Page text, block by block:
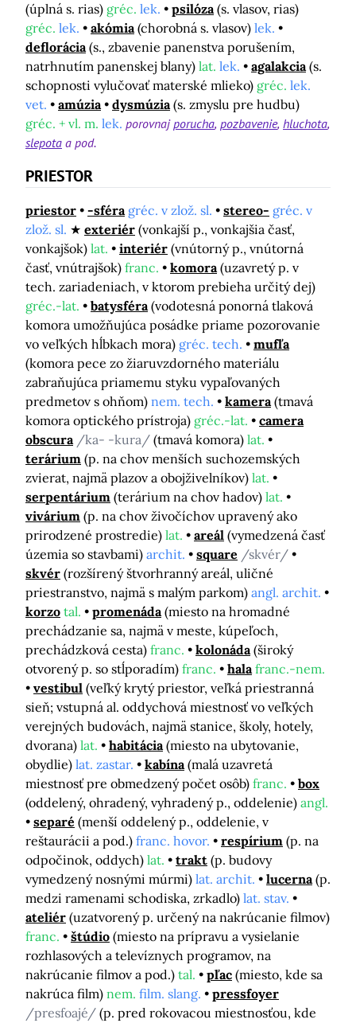
(úplná s. rias) gréc. lek. psilóza (s. vlasov, rias)
gréc. lek. akómia (chorobná s. vlasov) lek.
deflorácia (s., zbavenie panenstva porušením,
natrhnutím panenskej blany) lat. lek. agalakcia (s.
schopnosti vylučovať materské mlieko) gréc. lek.
vet.
amúzia dysmúzia (s. zmyslu pre hudbu)
gréc. + vl. m. lek. porovnajporucha pozbavenie hluchota
slepota a pod.
PRIESTOR
priestor -sféra gréc. v zlož. sl. stereo- gréc. v
zlož. sl.
exteriér (vonkajší p., vonkajšia časť,
vonkajšok) lat. interiér (vnútorný p., vnútorná
časť, vnútrajšok) franc. komora (uzavretý p. v
tech. zariadeniach, v ktorom prebieha určitý dej)
gréc.-lat.
batysféra (vodotesná ponorná tlaková
komora umožňujúca posádke priame pozorovanie
vo veľkých hĺbkach mora) gréc. tech.
mufľa
(komora pece zo žiaruvzdorného materiálu
zabraňujúca priamemu styku vypaľovaných
predmetov s ohňom) nem. tech. kamera (tmavá
komora optického prístroja) gréc.-lat.
camera
obscura /ka- -kura/ (tmavá komora) lat.
terárium (p. na chov menších suchozemských
zvierat, najmä plazov a obojživelníkov) lat.
serpentárium (terárium na chov hadov) lat.
vivárium (p. na chov živočíchov upravený ako
prirodzené prostredie) lat. areál (vymedzená časť
územia so stavbami) archit. square /skvér/
skvér (rozšírený štvorhranný areál, uličné
priestranstvo, najmä s malým parkom) angl. archit.
korzo tal. promenáda (miesto na hromadné
prechádzanie sa, najmä v meste, kúpeľoch,
prechádzková cesta) franc. kolonáda (široký
otvorený p. so stĺporadím) franc. hala franc.-nem.
vestibul (veľký krytý priestor, veľká priestranná
sieň; vstupná al. oddychová miestnosť vo veľkých
verejných budovách, najmä stanice, školy, hotely,
dvorana) lat. habitácia (miesto na ubytovanie,
obydlie) lat. zastar. kabína (malá uzavretá
miestnosť pre obmedzený počet osôb) franc.
box
(oddelený, ohradený, vyhradený p., oddelenie) angl.
separé (menší oddelený p., oddelenie, v
reštaurácii a pod.) franc. hovor. respírium (p. na
odpočinok, oddych) lat. trakt (p. budovy
vymedzený nosnými múrmi) lat. archit. lucerna (p.
medzi ramenami schodiska, zrkadlo) lat. stav.
ateliér (uzatvorený p. určený na nakrúcanie filmov)
franc.
štúdio (miesto na prípravu a vysielanie
rozhlasových a televíznych programov, na
nakrúcanie filmov a pod.) tal. pľac (miesto, kde sa
nakrúca film) nem. film. slang.
pressfoyer
/presfoajé/ (p. pred rokovacou miestnosťou, kde